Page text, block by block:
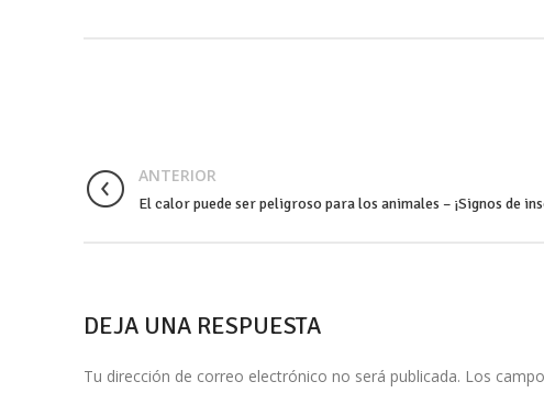
ANTERIOR
El calor puede ser peligroso para los animales – ¡Signos de
DEJA UNA RESPUESTA
Tu dirección de correo electrónico no será publicada. Los